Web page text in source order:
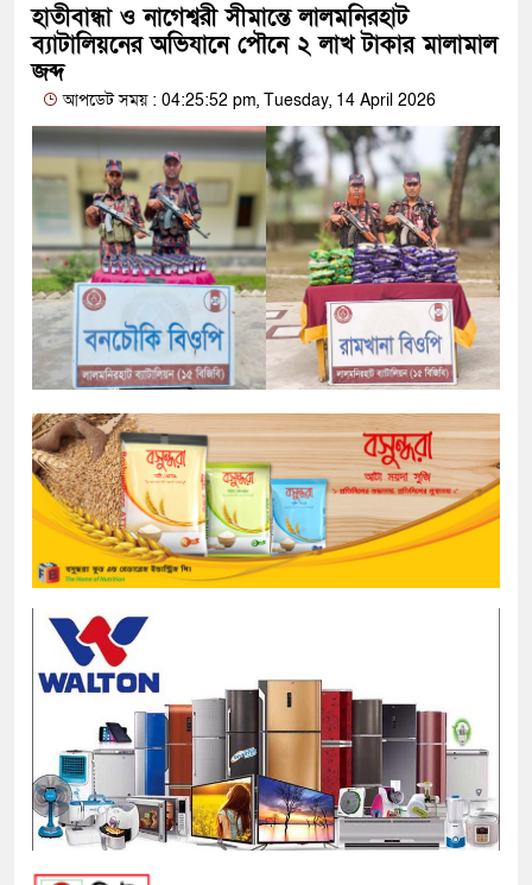
হাতীবান্ধা ও নাগেশ্বরী সীমান্তে লালমনিরহাট
ব্যাটালিয়নের অভিযানে পৌনে ২ লাখ টাকার মালামাল
জব্দ
আপডেট সময় : 04:25:52 pm, Tuesday, 14 April 2026